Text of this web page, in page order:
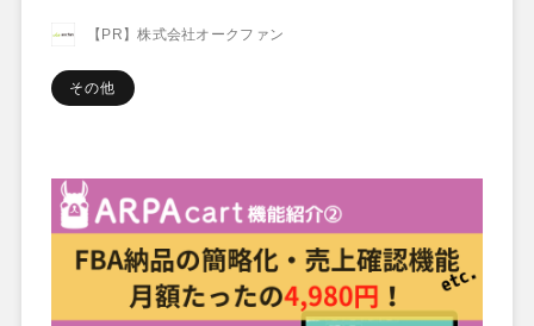
【PR】株式会社オークファン
その他